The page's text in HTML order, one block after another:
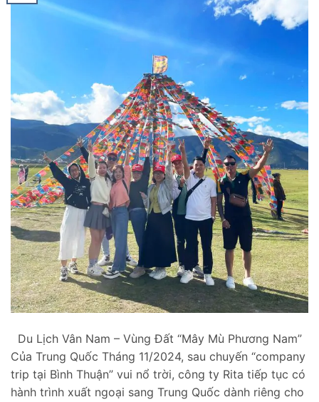
Du Lịch Vân Nam – Vùng Đất “Mây Mù Phương Nam”
Của Trung Quốc Tháng 11/2024, sau chuyến “company
trip tại Bình Thuận” vui nổ trời, công ty Rita tiếp tục có
hành trình xuất ngoại sang Trung Quốc dành riêng cho